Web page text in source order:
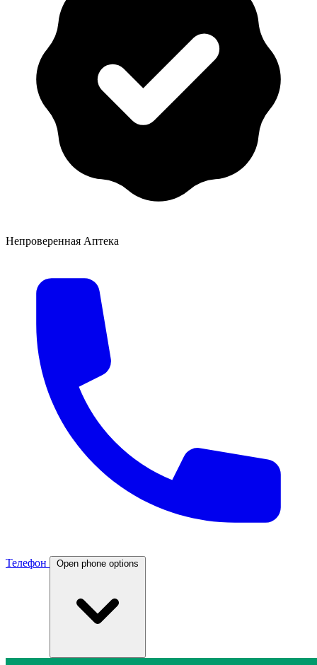
Непроверенная Аптека
Телефон Open phone options